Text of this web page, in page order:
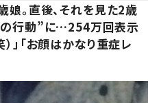
娘。直後、それを見た2歳
行動”に…254万回表示
）」「お顔はかなり重症レ